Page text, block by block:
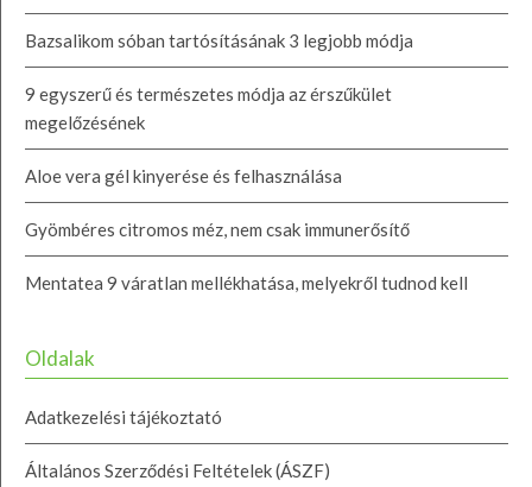
Bazsalikom sóban tartósításának 3 legjobb módja
9 egyszerű és természetes módja az érszűkület
megelőzésének
Aloe vera gél kinyerése és felhasználása
Gyömbéres citromos méz, nem csak immunerősítő
Mentatea 9 váratlan mellékhatása, melyekről tudnod kell
Oldalak
Adatkezelési tájékoztató
Általános Szerződési Feltételek (ÁSZF)